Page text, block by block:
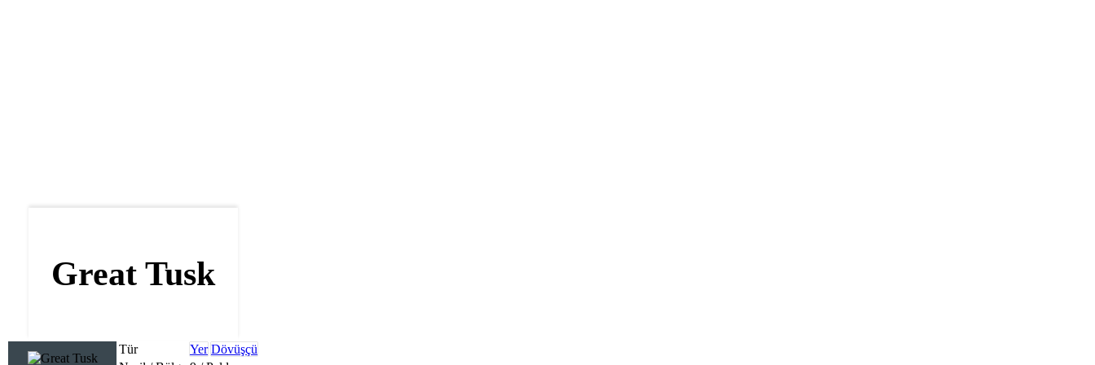
Great Tusk
Tür Yer Dövüşçü